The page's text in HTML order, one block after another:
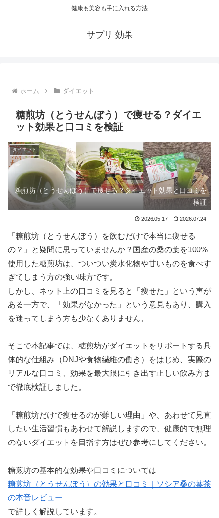
健康も美容も手に入れる方法
サプリ 効果
ホーム ダイエット
糖煎坊（とうせんぼう）で痩せる？ダイエ
ット効果と口コミを検証
ダイエット
糖煎坊（とうせんぼう）で痩せる？ダイエット効果と口コミを
検証
2026.05.17 2026.07.24
「糖煎坊（とうせんぼう）を飲むだけで本当に痩せる
の？」と疑問に思っていませんか？国産の桑の葉を100%
使用した糖煎坊は、ついつい炭水化物や甘いものを食べす
ぎてしまう方の強い味方です。
しかし、ネット上の口コミを見ると「痩せた」という声が
ある一方で、「効果がなかった」という意見もあり、購入
を迷ってしまう方も少なくありません。
そこで本記事では、糖煎坊がダイエットをサポートする具
体的な仕組み（DNJや食物繊維の働き）をはじめ、実際の
リアルな口コミ、効果を最大限に引き出す正しい飲み方ま
で徹底検証しました。
「糖煎坊だけで痩せるのが難しい理由」や、あわせて見直
したい生活習慣もあわせて解説しますので、健康的で無理
のないダイエットを目指す方はぜひ参考にしてください。
糖煎坊の基本的な効果や口コミについては
糖煎坊（とうせんぼう）の効果と口コミ｜ソシア桑の葉茶
の本音レビュー
で詳しく解説しています。